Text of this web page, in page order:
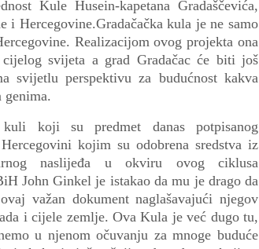
Kule Husein-kapetana Gradaščevića,
i Hercegovine.Gradačačka kula je ne samo
Realizacijom ovog projekta ona
svijeta a grad Gradačac će biti još
svijetlu perspektivu za budućnost kakva
genima.
koji su predmet danas potpisanog
kojim su odobrena sredstva iz
naslijeđa u okviru ovog ciklusa
John Ginkel je istakaoda mu je drago da
važan dokumentnaglašavajući njegov
i cijele zemlje. Ova Kula je već dugo tu,
u njenom očuvanju za mnoge buduće